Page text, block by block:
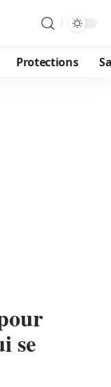
Protections
se